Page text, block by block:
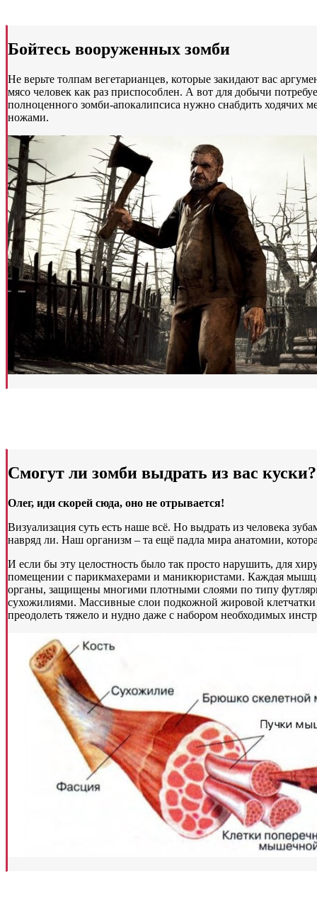
Бойтесь вооруженных зомби
Не верьте толпам вегетарианцев, которые закидают вас
мясо человек как раз приспособлен. А вот для добычи
полноценного зомби-апокалипсиса нужно снабдить ходячих
ножами.
Смогут ли зомби выдрать из вас куски?
Олег, иди скорей сюда, оно не отрывается!
Визуализация суть есть наше всё. Но выдрать из человека
навряд ли. Наш организм – та ещё падла мира анатомии,
И если бы эту целостность было так просто нарушить, для
помещении с парикмахерами и маникюристами. Каждая
органы, защищены многими плотными слоями по типу
сухожилиями. Массивные слои подкожной жировой клетчатки
преодолеть тяжело и нудно даже с набором необходимых